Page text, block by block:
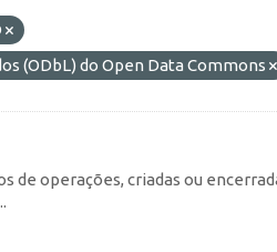
(ODbL) do Open Data Commons
operações, criadas ou